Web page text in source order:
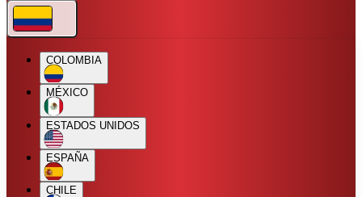
COLOMBIA
MÉXICO
ESTADOS UNIDOS
ESPAÑA
CHILE